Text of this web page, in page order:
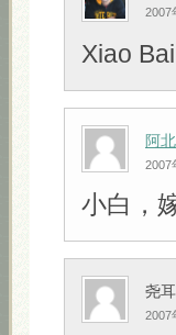
2007
Xiao
阿北
2007
小白，
尧耳
2007